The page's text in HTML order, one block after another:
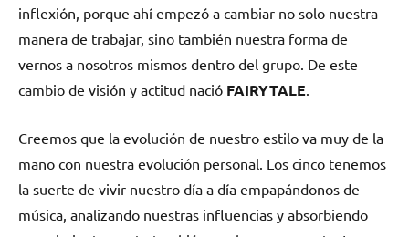
inflexión, porque ahí empezó a cambiar no solo nuestra
manera de trabajar, sino también nuestra forma de
vernos a nosotros mismos dentro del grupo. De este
cambio de visión y actitud nació FAIRYTALE
Creemos que la evolución de nuestro estilo va muy de la
mano con nuestra evolución personal. Los cinco tenemos
la suerte de vivir nuestro día a día empapándonos de
música, analizando nuestras influencias y absorbiendo